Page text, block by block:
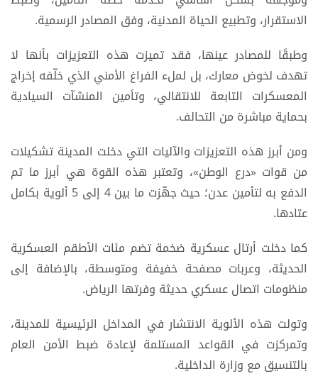
الاستقرار، وتطبيع الحياة المدنية، وفق المصادر الرسمية.
وطبقًا للمصادر عينها، فقد تميزت هذه التعزيزات بأنها لا
تهدف لخوض معارك، بل لملء الفراغ الأمني الذي خلّفه إخراج
المعسكرات التابعة للانتقالي، وتأمين المنشآت السيادية
بحماية مباشرة من التحالف.
ومن أبرز هذه التعزيزات والآليات التي دخلت المدينة تشكيلات
من قوات «درع الوطن»، وتعتبر هذه القوة هي أبرز ما تم
الدفع به لتأمين عدن؛ حيث جهّزت ما بين 4 إلى 5 ألوية بكامل
عتادها.
كما دخلت أرتال عسكرية ضخمة تضم مئات الأطقم العسكرية
الحديثة، وعربات مصفحة خفيفة ومتوسطة، بالإضافة إلى
منظومات اتصال عسكري حديثة وفرتها الرياض.
وتولت هذه الألوية الانتشار في المداخل الرئيسية للمدينة،
وتمركزت في القواعد المستلمة لإعادة ضبط الأمن العام
بالتنسيق مع وزارة الداخلية.